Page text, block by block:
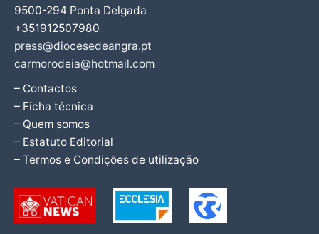
9500-294 Ponta Delgada
+351912507980
press@diocesedeangra.pt
carmorodeia@hotmail.com
– Contactos
– Ficha técnica
– Quem somos
– Estatuto Editorial
– Termos e Condições de utilização